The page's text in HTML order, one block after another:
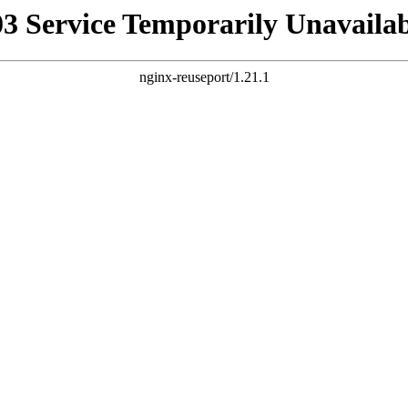
Service Temporarily
nginx-reuseport/1.21.1